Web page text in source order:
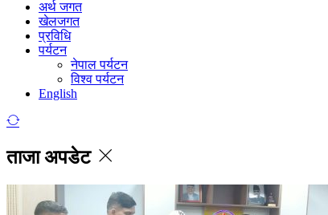
अर्थ जगत
खेलजगत
प्रविधि
पर्यटन
नेपाल पर्यटन
विश्व पर्यटन
English
ताजा अपडेट